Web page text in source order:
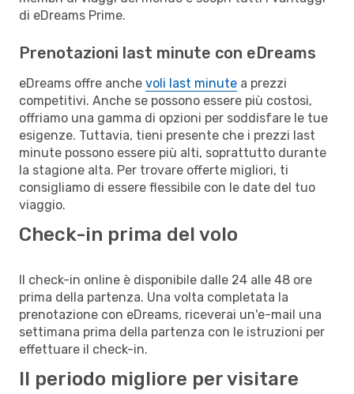
di eDreams Prime.
Prenotazioni last minute con eDreams
eDreams offre anche voli last minute a prezzi
competitivi. Anche se possono essere più costosi,
offriamo una gamma di opzioni per soddisfare le tue
esigenze. Tuttavia, tieni presente che i prezzi last
minute possono essere più alti, soprattutto durante
la stagione alta. Per trovare offerte migliori, ti
consigliamo di essere flessibile con le date del tuo
viaggio.
Check-in prima del volo
Il check-in online è disponibile dalle 24 alle 48 ore
prima della partenza. Una volta completata la
prenotazione con eDreams, riceverai un'e-mail una
settimana prima della partenza con le istruzioni per
effettuare il check-in.
Il periodo migliore per visitare